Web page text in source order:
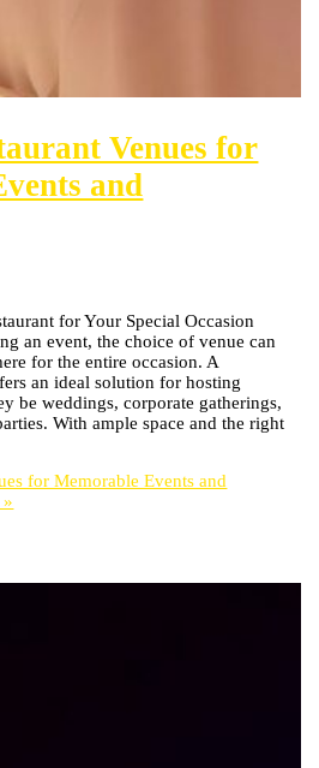
Venues for
and
for Your Special Occasion
an event, the choice of venue can
for the entire occasion. A
an ideal solution for hosting
be weddings, corporate gatherings,
With ample space and the right
for Memorable Events and